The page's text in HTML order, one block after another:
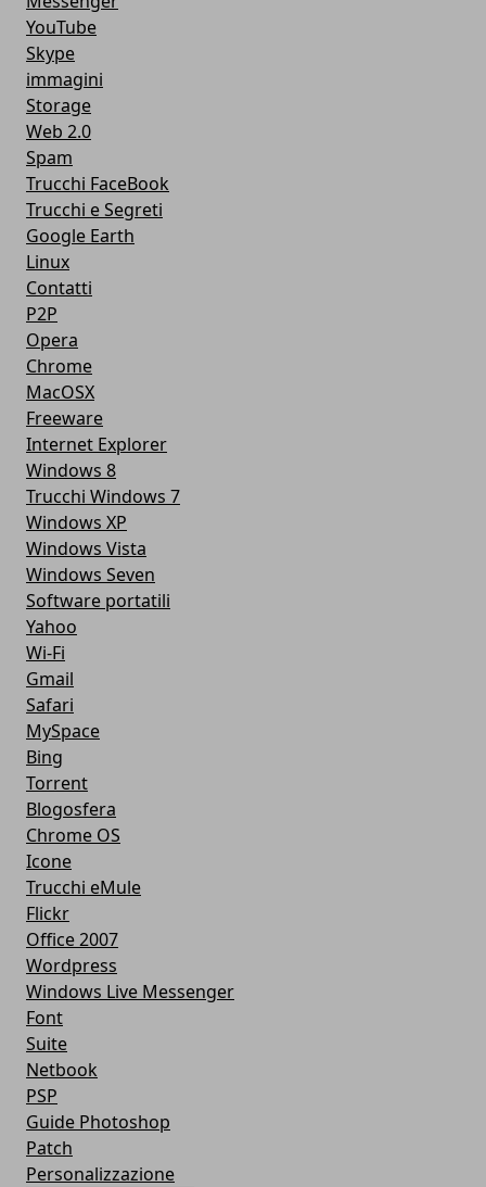
YouTube
Skype
immagini
Storage
Web 2.0
Spam
Trucchi FaceBook
Trucchi e Segreti
Google Earth
Linux
Contatti
P2P
Opera
Chrome
MacOSX
Freeware
Internet Explorer
Windows 8
Trucchi Windows 7
Windows XP
Windows Vista
Windows Seven
Software portatili
Yahoo
Wi-Fi
Gmail
Safari
MySpace
Bing
Torrent
Blogosfera
Chrome OS
Icone
Trucchi eMule
Flickr
Office 2007
Wordpress
Windows Live Messenger
Font
Suite
Netbook
PSP
Guide Photoshop
Patch
Personalizzazione